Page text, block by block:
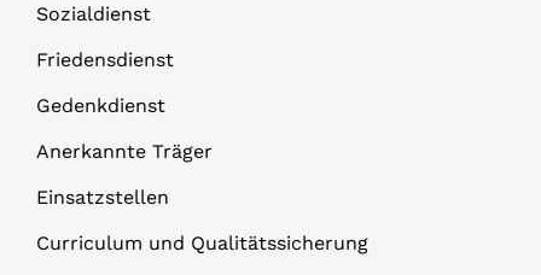
Sozialdienst
Friedensdienst
Gedenkdienst
Anerkannte Träger
Einsatzstellen
Curriculum und Qualitätssicherung